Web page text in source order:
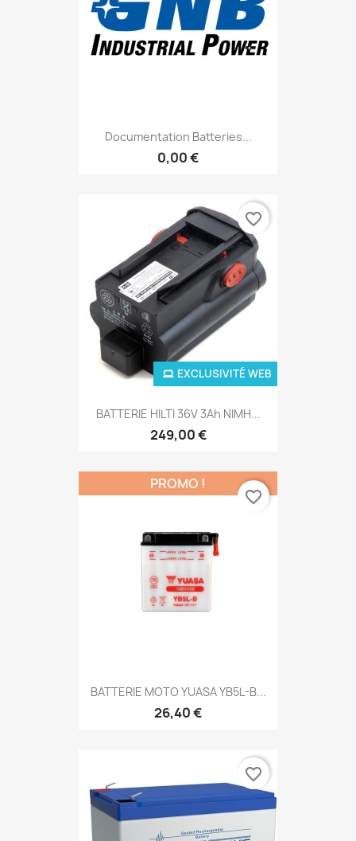
Documentation Batteries...
0,00 €
BATTERIE HILTI 36V 3Ah NIMH...
249,00 €
EXCLUSIVITÉ WEB
favorite_border
BATTERIE MOTO YUASA YB5L-B...
26,40 €
PROMO !
favorite_border
favorite_border